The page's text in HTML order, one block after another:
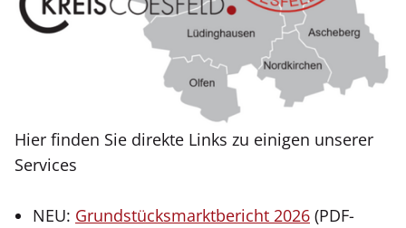
Hier finden Sie direkte Links zu einigen unserer
Services
NEU: Grundstücksmarktbericht 2026 (PDF-